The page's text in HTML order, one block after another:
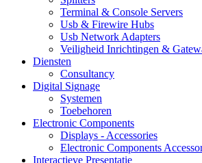
Terminal & Console Servers
Usb & Firewire Hubs
Usb Network Adapters
Veiligheid Inrichtingen &
Diensten
Consultancy
Digital Signage
Systemen
Toebehoren
Electronic Components
Displays - Accessories
Electronic Components
Interactieve Presentatie